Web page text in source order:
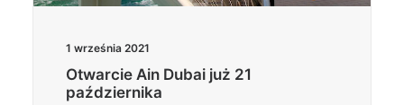
1 września 2021
Otwarcie Ain Dubai już 21
października